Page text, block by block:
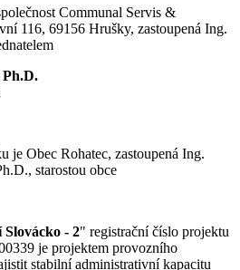
Communal Servis &
116, 69156 Hrušky, zastoupená Ing.
je Obec Rohatec, zastoupená Ing.
starostou obce
- 2" registrační číslo projektu
je projektem provozního
stabilní administrativní kapacitu